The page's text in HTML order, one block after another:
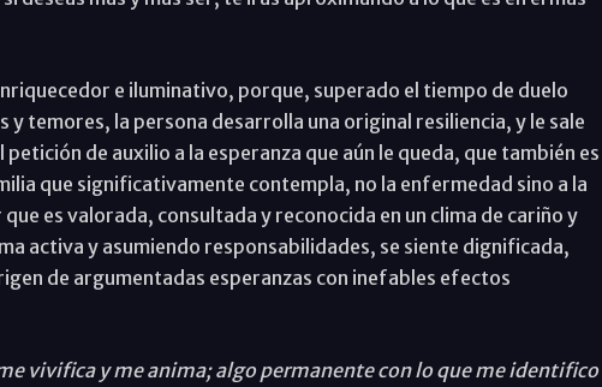
e iluminativo, porque, superado el tiempo de duelo
temores, la persona desarrolla una original resiliencia, y le sale
de auxilio a la esperanza que aún le queda, que también es
que significativamente contempla, no la enfermedad sino a la
es valorada, consultada y reconocida en un clima de cariño y
activa y asumiendo responsabilidades, se siente dignificada,
de argumentadas esperanzas con inefables efectos
vivifica y me anima; algo permanente con lo que me identifico